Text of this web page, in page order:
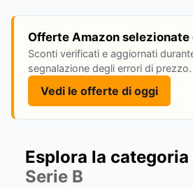
Offerte Amazon
Sconti verificati e aggiornati
segnalazione degli errori di prezzo.
Vedi le offerte di oggi
Esplora la categoria
Serie B